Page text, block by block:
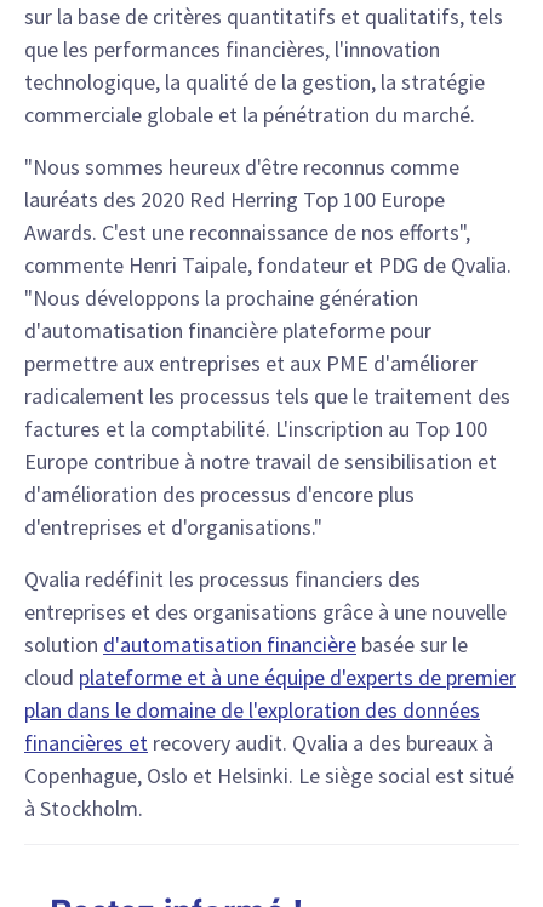
sur la base de critères quantitatifs et qualitatifs, tels
que les performances financières, l'innovation
technologique, la qualité de la gestion, la stratégie
commerciale globale et la pénétration du marché.
"Nous sommes heureux d'être reconnus comme
lauréats des 2020 Red Herring Top 100 Europe
Awards. C'est une reconnaissance de nos efforts",
commente Henri Taipale, fondateur et PDG de Qvalia.
"Nous développons la prochaine génération
d'automatisation financière plateforme pour
permettre aux entreprises et aux PME d'améliorer
radicalement les processus tels que le traitement des
factures et la comptabilité. L'inscription au Top 100
Europe contribue à notre travail de sensibilisation et
d'amélioration des processus d'encore plus
d'entreprises et d'organisations."
Qvalia redéfinit les processus financiers des
entreprises et des organisations grâce à une nouvelle
solution d'automatisation financière basée sur le
cloud plateforme et à une équipe d'experts de premier
plan dans le domaine de l'exploration des données
financières et recovery audit. Qvalia a des bureaux à
Copenhague, Oslo et Helsinki. Le siège social est situé
à Stockholm.